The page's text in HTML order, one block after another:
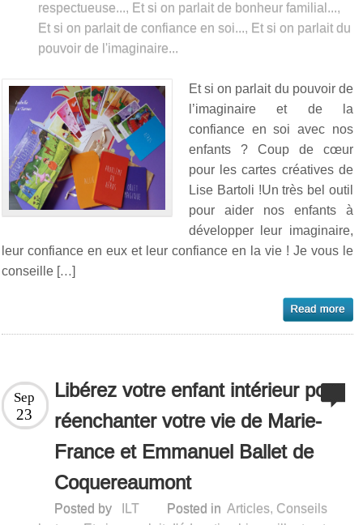
respectueuse..., Et si on parlait de bonheur familial...,
Et si on parlait de confiance en soi..., Et si on parlait du
pouvoir de l'imaginaire...
Et si on parlait du pouvoir de
l’imaginaire et de la
confiance en soi avec nos
enfants ? Coup de cœur
pour les cartes créatives de
Lise Bartoli !Un très bel outil
pour aider nos enfants à
développer leur imaginaire,
leur confiance en eux et leur confiance en la vie ! Je vous le
conseille […]
Libérez votre enfant intérieur pour
réenchanter votre vie de Marie-
France et Emmanuel Ballet de
Coquereaumont
Sep
23
Posted by ILT Posted in Articles, Conseils